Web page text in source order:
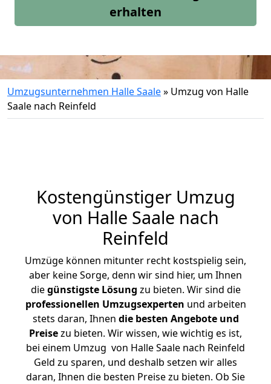
erhalten
Umzugsunternehmen Halle Saale» Umzug von Halle
Saale nach Reinfeld
Kostengünstiger Umzug
von Halle Saale nach
Reinfeld
Umzüge können mitunter recht kostspielig sein,
aber keine Sorge, denn wir sind hier, um Ihnen
diegünstigste Lösung zu bieten. Wir sind die
professionellen Umzugsexperten und arbeiten
stets daran, Ihnen die besten Angebote und
Preisezu bieten. Wir wissen, wie wichtig es ist,
bei einem Umzug von Halle Saale nach Reinfeld
Geld zu sparen, und deshalb setzen wir alles
daran, Ihnen die besten Preise zu bieten. Ob Sie